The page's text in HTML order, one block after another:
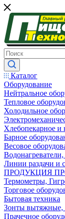
Каталог
Оборудование
Нейтральное
Тепловое
Холодильное
Хлебопекарное и
Барное
Весовое
Линии раздачи и
ПРОДУКЦИЯ
Термометры,
Торговое
Бытовая техника
Зонты вытяжные,
Прачечное